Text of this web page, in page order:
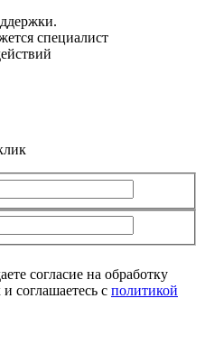
специалист
согласие на обработку
соглашаетесь с политикой